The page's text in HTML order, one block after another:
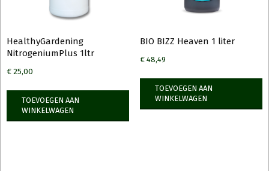
HealthyGardening
NitrogeniumPlus 1ltr
€ 25,00
TOEVOEGEN AAN
WINKELWAGEN
BIO BIZZ Heaven 1 liter
€48,49
TOEVOEGEN AAN
WINKELWAGEN